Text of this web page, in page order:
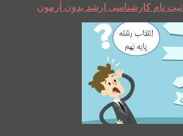
نام کارشناسی ارشد بدون آزمون